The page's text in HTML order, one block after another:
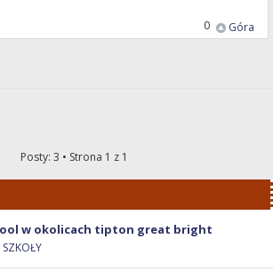
Góra
0
Posty: 3 • Strona 1 z 1
w okolicach tipton great bright
SZKOŁY